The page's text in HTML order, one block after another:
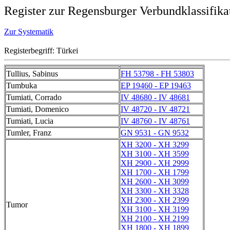
Register zur Regensburger
Zur Systematik
Registerbegriff: Türkei
Tullius, Sabinus
FH 53798 - FH 53803
Tumbuka
EP 19460 - EP 19463
Tumiati, Corrado
IV 48680 - IV 48681
Tumiati, Domenico
IV 48720 - IV 48721
Tumiati, Lucia
IV 48760 - IV 48761
Tumler, Franz
GN 9531 - GN 9532
Tumor
XH 3200 - XH 3299
XH 3100 - XH 3599
XH 2900 - XH 2999
XH 1700 - XH 1799
XH 2600 - XH 3099
XH 3300 - XH 3328
XH 2300 - XH 2399
XH 3100 - XH 3199
XH 2100 - XH 2199
XH 1800 - XH 1899